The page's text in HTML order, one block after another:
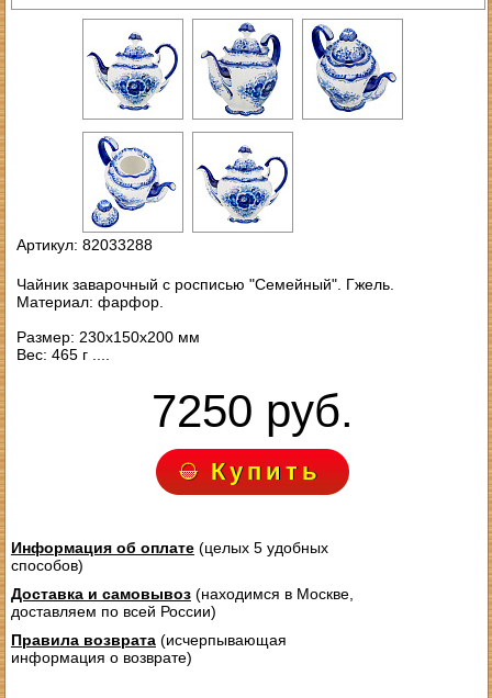
Артикул: 82033288
Чайник заварочный с росписью "Семейный". Гжель.
Материал: фарфор.
Размер: 230х150х200 мм
Вес: 465 г ....
7250 руб.
Купить
Информация об оплате(целых 5 удобных
способов)
Доставка и самовывоз(находимся в Москве,
доставляем по всей России)
Правила возврата(исчерпывающая
информация о возврате)